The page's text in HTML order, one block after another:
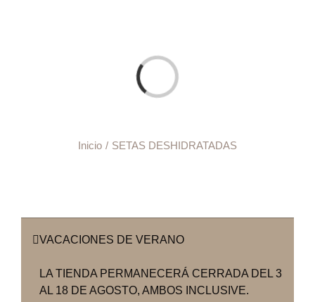
Cargando...
Inicio SETAS DESHIDRATADAS
VACACIONES DE VERANO
LA TIENDA PERMANECERÁ CERRADA DEL 3
AL 18 DE AGOSTO, AMBOS INCLUSIVE.